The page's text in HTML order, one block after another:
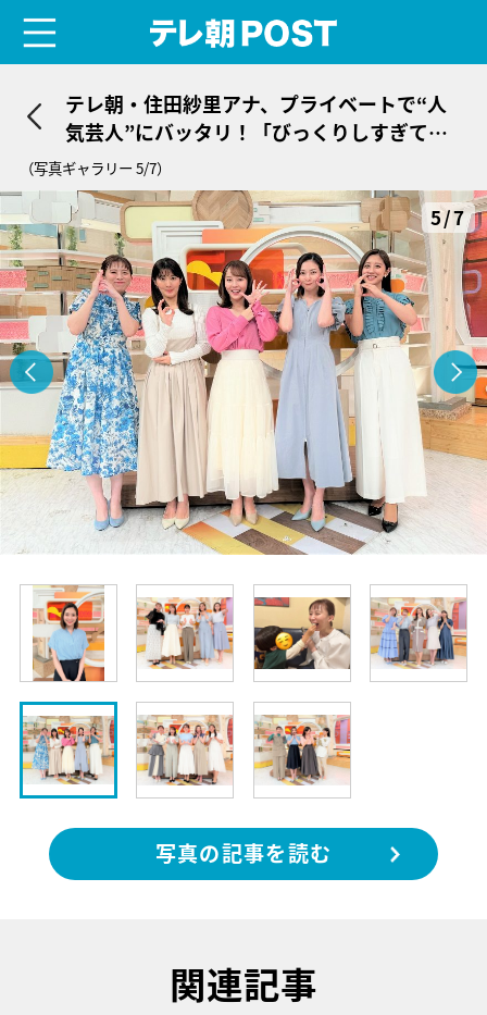
テレ朝・住田紗里アナ、プライベートで“人
気芸人”にバッタリ！「びっくりしすぎて言
葉が出ませんでした」
（写真ギャラリー 5/7）
5/7
写真の記事を読む
関連記事